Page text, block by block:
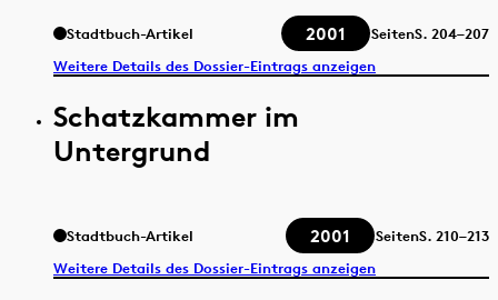
Stadtbuch-Artikel 2001 SeitenS. 204–207
Weitere Details des Dossier-Eintrags anzeigen
Schatzkammer im
Untergrund
Stadtbuch-Artikel 2001 SeitenS. 210–213
Weitere Details des Dossier-Eintrags anzeigen